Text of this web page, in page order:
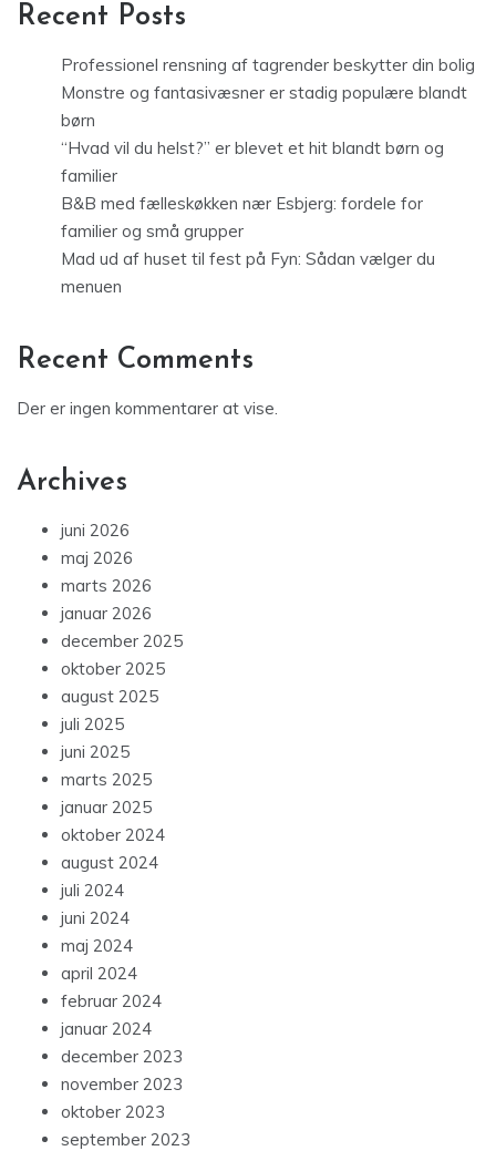
Recent Posts
Professionel rensning af tagrender beskytter din bolig
Monstre og fantasivæsner er stadig populære blandt
børn
“Hvad vil du helst?” er blevet et hit blandt børn og
familier
B&B med fælleskøkken nær Esbjerg: fordele for
familier og små grupper
Mad ud af huset til fest på Fyn: Sådan vælger du
menuen
Recent Comments
Der er ingen kommentarer at vise.
Archives
juni 2026
maj 2026
marts 2026
januar 2026
december 2025
oktober 2025
august 2025
juli 2025
juni 2025
marts 2025
januar 2025
oktober 2024
august 2024
juli 2024
juni 2024
maj 2024
april 2024
februar 2024
januar 2024
december 2023
november 2023
oktober 2023
september 2023